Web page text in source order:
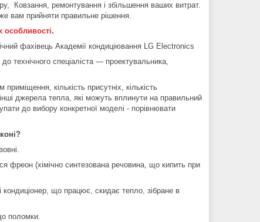
Ковзання, ремонтування і збільшення ваших витрат.
вам прийняти правильне рішення.
особливості.
фахівець Академії кондиціювання LG Electronics
технічного спеціаліста — проектувальника,
кількість присутніх, кількість
джерела тепла, які можуть вплинути на правильний
до вибору конкретної моделі - порівнювати
фреон (хімічно синтезована речовина, що кипить при
кондиціонер, що працює, скидає тепло, зібране в
поломки.